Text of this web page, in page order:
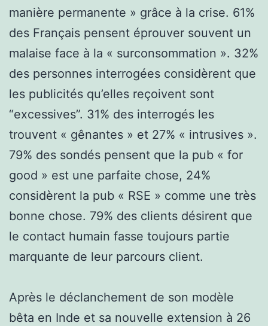
manière permanente » grâce à la crise. 61%
des Français pensent éprouver souvent un
malaise face à la « surconsommation ». 32%
des personnes interrogées considèrent que
les publicités qu’elles reçoivent sont
“excessives”. 31% des interrogés les
trouvent « gênantes » et 27% « intrusives ».
79% des sondés pensent que la pub « for
good » est une parfaite chose, 24%
considèrent la pub « RSE » comme une très
bonne chose. 79% des clients désirent que
le contact humain fasse toujours partie
marquante de leur parcours client.
Après le déclanchement de son modèle
bêta en Inde et sa nouvelle extension à 26